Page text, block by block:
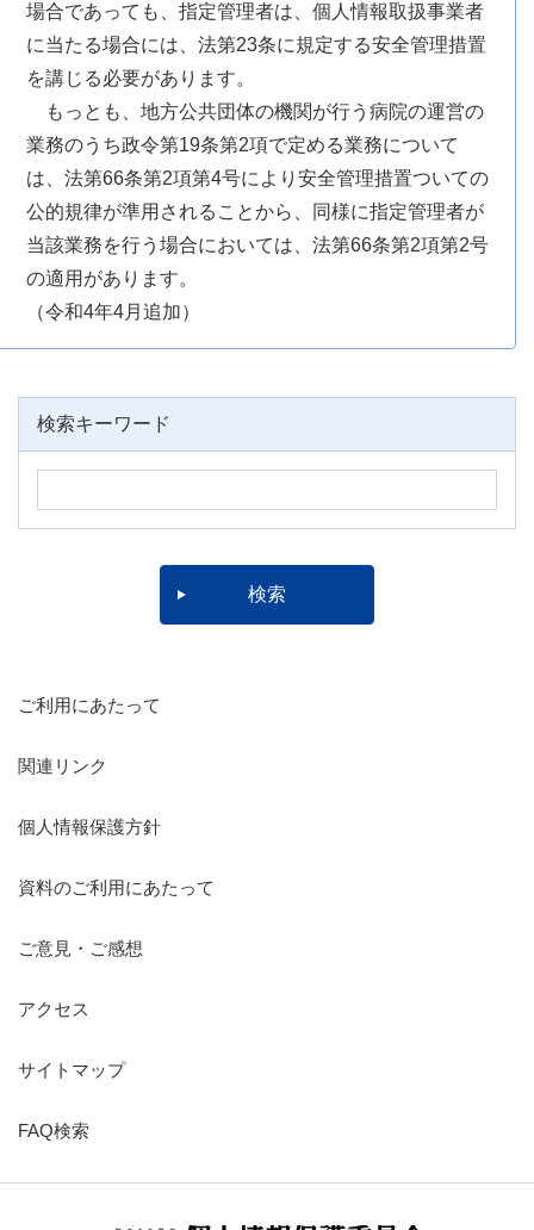
場合であっても、指定管理者は、個人情報取扱事業者
に当たる場合には、法第23条に規定する安全管理措置
を講じる必要があります。
もっとも、地方公共団体の機関が行う病院の運営の
業務のうち政令第19条第2項で定める業務について
は、法第66条第2項第4号により安全管理措置ついての
公的規律が準用されることから、同様に指定管理者が
当該業務を行う場合においては、法第66条第2項第2号
の適用があります。
（令和4年4月追加）
検索キーワード
ご利用にあたって
関連リンク
個人情報保護方針
資料のご利用にあたって
ご意見・ご感想
アクセス
サイトマップ
FAQ検索